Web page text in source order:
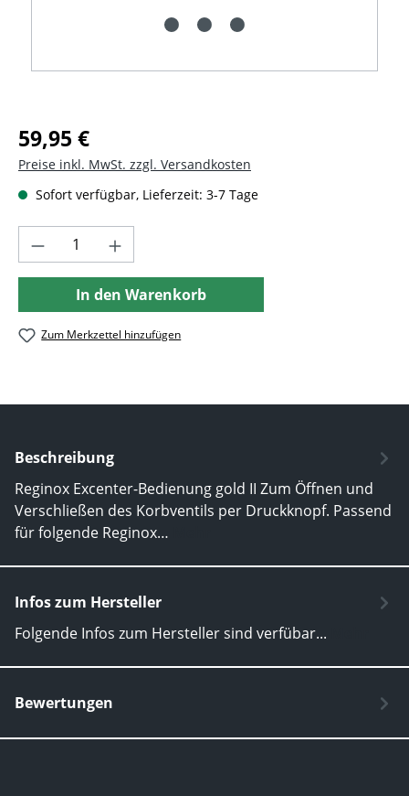
Regulärer Preis:
59,95 €
Preise inkl. MwSt. zzgl. Versandkosten
Sofort verfügbar, Lieferzeit: 3-7 Tage
Produkt Anzahl: Gib den gewünschten
In den Warenkorb
Zum Merkzettel hinzufügen
Beschreibung
Reginox Excenter-Bedienung gold II Zum Öffnen und
Verschließen des Korbventils per Druckknopf. Passend
für folgende Reginox…
Infos zum Hersteller
Folgende Infos zum Hersteller sind verfübar...
Bewertungen